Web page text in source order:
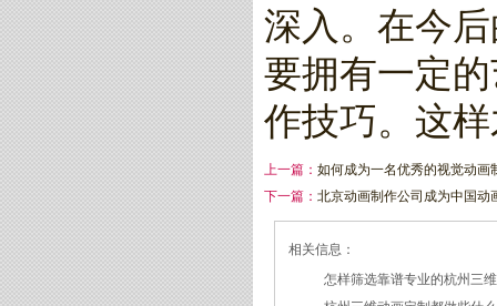
深入。在今
要拥有一定
作技巧。这
上一篇： 如何成为一名优秀的视觉动画
下一篇： 北京动画制作公司成为中国动
相关信息：
怎样筛选靠谱专业的杭州三